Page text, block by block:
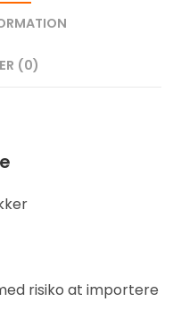
(0)
risiko at importere